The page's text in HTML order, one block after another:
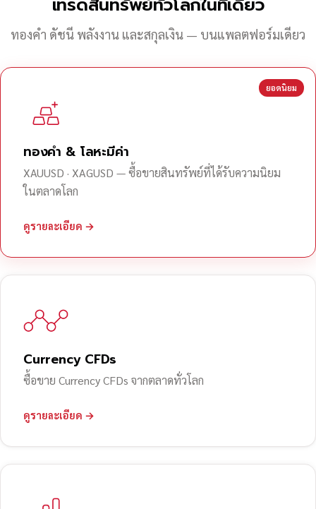
ทองคำ ดัชนี พลังงาน และสกุลเงิน — บนแพลตฟอร์มเดียว
ยอดนิยม
ทองคำ & โลหะมีค่า
XAUUSD · XAGUSD — ซื้อขายสินทรัพย์ที่ได้รับความนิยม
ในตลาดโลก
ดูรายละเอียด →
Currency CFDs
ซื้อขาย Currency CFDs จากตลาดทั่วโลก
ดูรายละเอียด →